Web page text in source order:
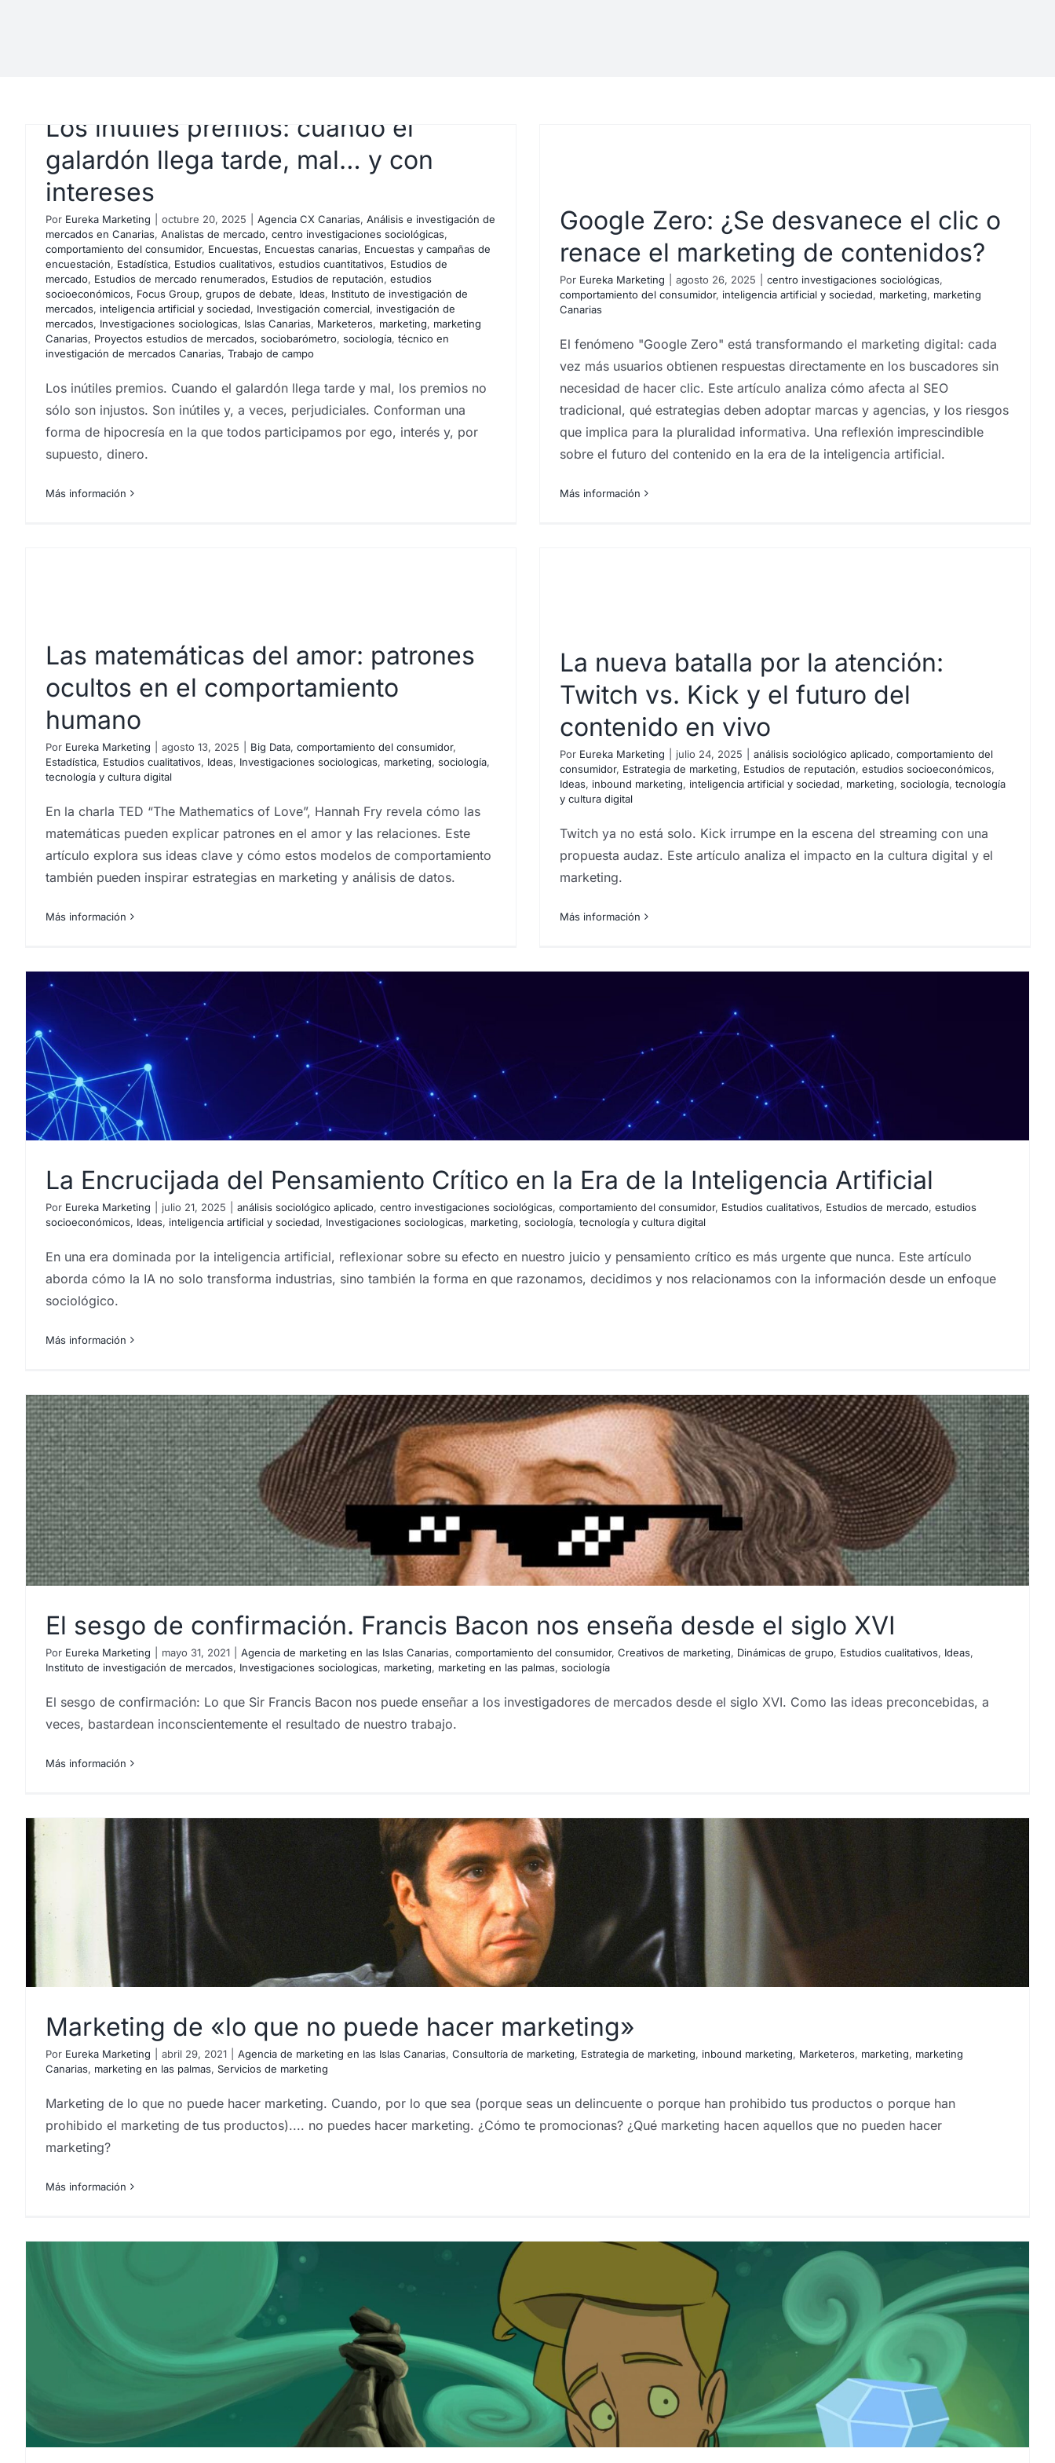
Los inútiles premios: cuando el
galardón llega tarde, mal… y con
intereses
Por Eureka Marketing octubre 20, 2025 Agencia CX Canarias, Análisis e investigación de
mercados en Canarias, Analistas de mercado, centro investigaciones sociológicas,
comportamiento del consumidor, Encuestas, Encuestas canarias, Encuestas y campañas de
encuestación, Estadística, Estudios cualitativos, estudios cuantitativos, Estudios de
mercado, Estudios de mercado renumerados, Estudios de reputación, estudios
socioeconómicos, Focus Group, grupos de debate, Ideas, Instituto de investigación de
mercados, inteligencia artificial y sociedad, Investigación comercial, investigación de
mercados, Investigaciones sociologicas, Islas Canarias, Marketeros, marketing, marketing
Canarias, Proyectos estudios de mercados, sociobarómetro, sociología, técnico en
investigación de mercados Canarias, Trabajo de campo
Los inútiles premios. Cuando el galardón llega tarde y mal, los premios no
sólo son injustos. Son inútiles y, a veces, perjudiciales. Conforman una
forma de hipocresía en la que todos participamos por ego, interés y, por
supuesto, dinero.
Más información
Google Zero: ¿Se desvanece el clic o
renace el marketing de contenidos?
artificial y sociedad marketing marketing Canarias
Google Zero: ¿Se desvanece el clic o
renace el marketing de contenidos?
Por Eureka Marketing agosto 26, 2025 centro investigaciones sociológicas,
comportamiento del consumidor, inteligencia artificial y sociedad, marketing, marketing
Canarias
El fenómeno "Google Zero" está transformando el marketing digital: cada
vez más usuarios obtienen respuestas directamente en los buscadores sin
necesidad de hacer clic. Este artículo analiza cómo afecta al SEO
tradicional, qué estrategias deben adoptar marcas y agencias, y los riesgos
que implica para la pluralidad informativa. Una reflexión imprescindible
sobre el futuro del contenido en la era de la inteligencia artificial.
Más información
Las matemáticas del amor: patrones
ocultos en el comportamiento
humano
Por Eureka Marketing agosto 13, 2025 Big Data, comportamiento del consumidor,
Estadística, Estudios cualitativos, Ideas, Investigaciones sociologicas, marketing, sociología,
tecnología y cultura digital
En la charla TED “The Mathematics of Love”, Hannah Fry revela cómo las
matemáticas pueden explicar patrones en el amor y las relaciones. Este
artículo explora sus ideas clave y cómo estos modelos de comportamiento
también pueden inspirar estrategias en marketing y análisis de datos.
Más información
La nueva batalla por la atención: Twitch
vs. Kick y el futuro del contenido en vivo
análisis sociológico aplicado
inteligencia artificial y sociedad
marketing sociología tecnología y cultura digital
La nueva batalla por la atención:
Twitch vs. Kick y el futuro del
contenido en vivo
Por Eureka Marketing julio 24, 2025 análisis sociológico aplicado, comportamiento del
consumidor, Estrategia de marketing, Estudios de reputación, estudios socioeconómicos,
Ideas, inbound marketing, inteligencia artificial y sociedad, marketing, sociología, tecnología
y cultura digital
Twitch ya no está solo. Kick irrumpe en la escena del streaming con una
propuesta audaz. Este artículo analiza el impacto en la cultura digital y el
marketing.
Más información
La Encrucijada del Pensamiento Crítico en la Era de la Inteligencia Artificial
Por Eureka Marketing julio 21, 2025 análisis sociológico aplicado, centro investigaciones sociológicas, comportamiento del consumidor, Estudios cualitativos, Estudios de mercado, estudios
socioeconómicos, Ideas, inteligencia artificial y sociedad, Investigaciones sociologicas, marketing, sociología, tecnología y cultura digital
En una era dominada por la inteligencia artificial, reflexionar sobre su efecto en nuestro juicio y pensamiento crítico es más urgente que nunca. Este artículo
aborda cómo la IA no solo transforma industrias, sino también la forma en que razonamos, decidimos y nos relacionamos con la información desde un enfoque
sociológico.
Más información
El sesgo de confirmación. Francis Bacon nos enseña desde el siglo XVI
Por Eureka Marketing mayo 31, 2021 Agencia de marketing en las Islas Canarias, comportamiento del consumidor, Creativos de marketing, Dinámicas de grupo, Estudios cualitativos, Ideas,
Instituto de investigación de mercados, Investigaciones sociologicas, marketing, marketing en las palmas, sociología
El sesgo de confirmación: Lo que Sir Francis Bacon nos puede enseñar a los investigadores de mercados desde el siglo XVI. Como las ideas preconcebidas, a
veces, bastardean inconscientemente el resultado de nuestro trabajo.
Más información
Marketing de «lo que no puede hacer marketing»
Por Eureka Marketing abril 29, 2021 Agencia de marketing en las Islas Canarias, Consultoría de marketing, Estrategia de marketing, inbound marketing, Marketeros, marketing, marketing
Canarias, marketing en las palmas, Servicios de marketing
Marketing de lo que no puede hacer marketing. Cuando, por lo que sea (porque seas un delincuente o porque han prohibido tus productos o porque han
prohibido el marketing de tus productos).... no puedes hacer marketing. ¿Cómo te promocionas? ¿Qué marketing hacen aquellos que no pueden hacer
marketing?
Más información